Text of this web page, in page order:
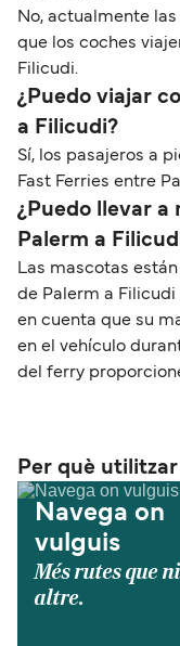
No, actualmente
que los coches
Filicudi.
¿Puedo viajar
a Filicudi?
Sí, los pasajeros a
Fast Ferries entre
¿Puedo llevar a
Palerm a
Las mascotas
de Palerm a Filicudi
en cuenta que su
en el vehículo
del ferry
Per què
Navega on
vulguis
Més rutes que
altre.